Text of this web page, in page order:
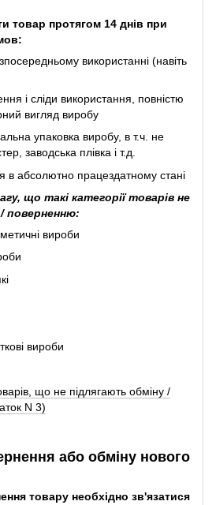
товар протягом 14 днів при
використанні (навіть
і сліди використання, повністю
вигляд виробу
упаковка виробу, в т.ч. не
заводська плівка і т.д.
в абсолютно працездатному стані
що такі категорії товарів не
поверненню:
вироби
вироби
що не підлягають обміну /
N 3)
або обміну нового
товару необхідно зв'язатися